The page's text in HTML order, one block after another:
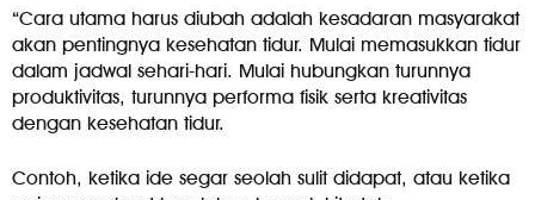
“Cara utama harus diubah adalah kesadaran masyarakat
akan pentingnya kesehatan tidur. Mulai memasukkan tidur
dalam jadwal sehari-hari. Mulai hubungkan turunnya
produktivitas, turunnya performa fisik serta kreativitas
dengan kesehatan tidur.
Contoh, ketika ide segar seolah sulit didapat, atau ketika